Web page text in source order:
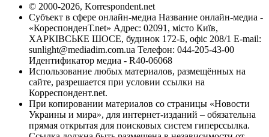
© 2000-2026, Korrespondent.net
Субъект в сфере онлайн-медиа Название онлайн-медиа -
«КореспонденТ.net» Адрес: 02091, місто Київ,
ХАРКІВСЬКЕ ШОСЕ, будинок 172-Б, офіс 208/1 E-mail:
sunlight@mediadim.com.ua Телефон: 044-205-43-00
Идентификатор медиа - R40-06068
Использование любых материалов, размещённых на
сайте, разрешается при условии ссылки на
Корреспондент.net.
При копировании материалов со страницы «Новости
Украины и мира», для интернет-изданий – обязательна
прямая открытая для поисковых систем гиперссылка.